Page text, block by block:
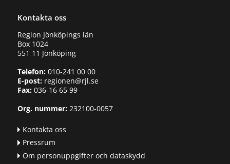
Kontakta oss
Region Jönköpings län
Box 1024
551 11 Jönköping
Telefon:010-241 00 00
E-post:regionen@rjl.se
Fax: 036-16 65 99
Org. nummer:232100-0057
Kontakta oss
Pressrum
Om personuppgifter och dataskydd